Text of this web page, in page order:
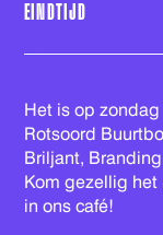
EINDTIJD
Het is op zondag
Rotsoord
Briljant,
Kom gezellig
in ons café!